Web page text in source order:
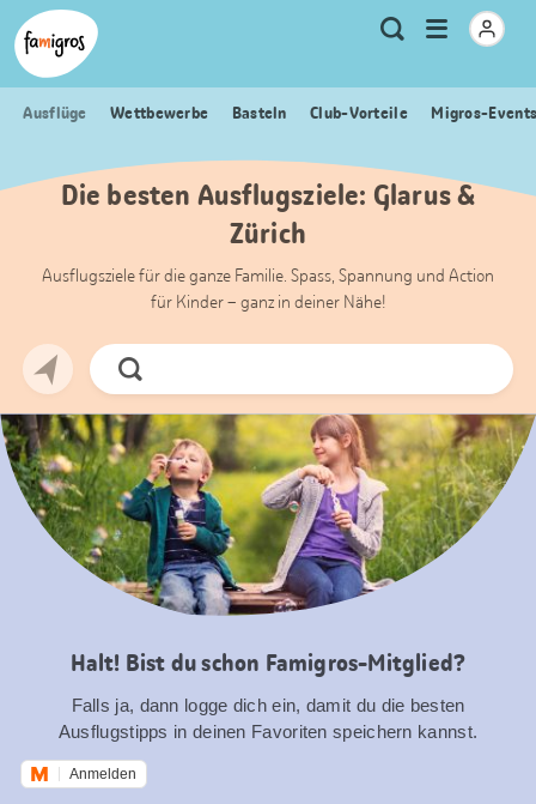
Sprungmarken
Navigation
Header
Logo
Meta
Navigation
Suche
Menu
öffnen
Ausflüge Wettbewerbe Basteln Club-Vorteile Migros-
Die besten Ausflugsziele: Glarus &
Zürich
Ausflugsziele für die ganze Familie. Spass, Spannung und Action
für Kinder – ganz in deiner Nähe!
Jetzt
Suchen
Halt! Bist du schon Famigros-Mitglied?
Falls ja, dann logge dich ein, damit du die besten
Ausflugstipps in deinen Favoriten speichern kannst.
Anmelden